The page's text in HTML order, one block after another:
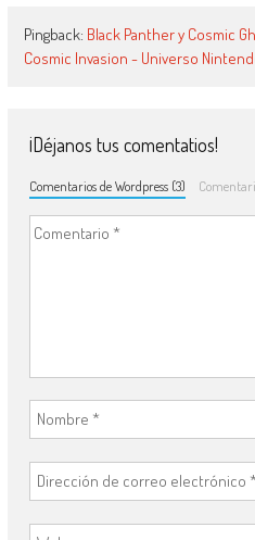
Pingback: Black Panther y Cosmic
Cosmic Invasion - Universo
¡Déjanos tus comentatios!
Comentarios de Wordpress (3)